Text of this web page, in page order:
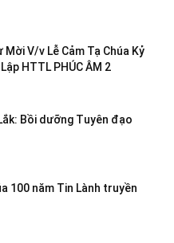
V/v Lễ Cảm Tạ Chúa Kỷ
HTTL PHÚC ÂM 2
Bồi dưỡng Tuyên đạo
100 năm Tin Lành truyền